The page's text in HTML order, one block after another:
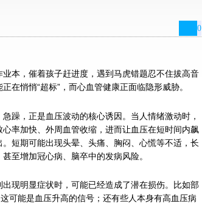
0
本，催着孩子赶进度，遇到马虎错题忍不住拔高音
在悄悄“超标”，而心血管健康正面临隐形威胁。
躁，正是血压波动的核心诱因。当人情绪激动时，
率加快、外周血管收缩，进而让血压在短时间内飙
短期可能出现头晕、头痛、胸闷、心慌等不适，长
至增加冠心病、脑卒中的发病风险。
现明显症状时，可能已经造成了潜在损伤。比如部
可能是血压升高的信号；还有些人本身有高血压病